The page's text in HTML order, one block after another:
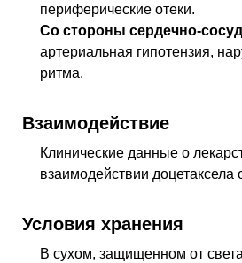
периферические отеки.
Со стороны сердечно-
артериальная гипотензия,
ритма.
Взаимодействие
Клинические данные о
взаимодействии доцетаксела
Условия хранения
В сухом, защищенном от